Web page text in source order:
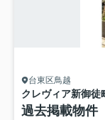
台東区鳥越
過去掲載物件